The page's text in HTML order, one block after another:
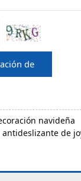
de
navideña
antideslizante de